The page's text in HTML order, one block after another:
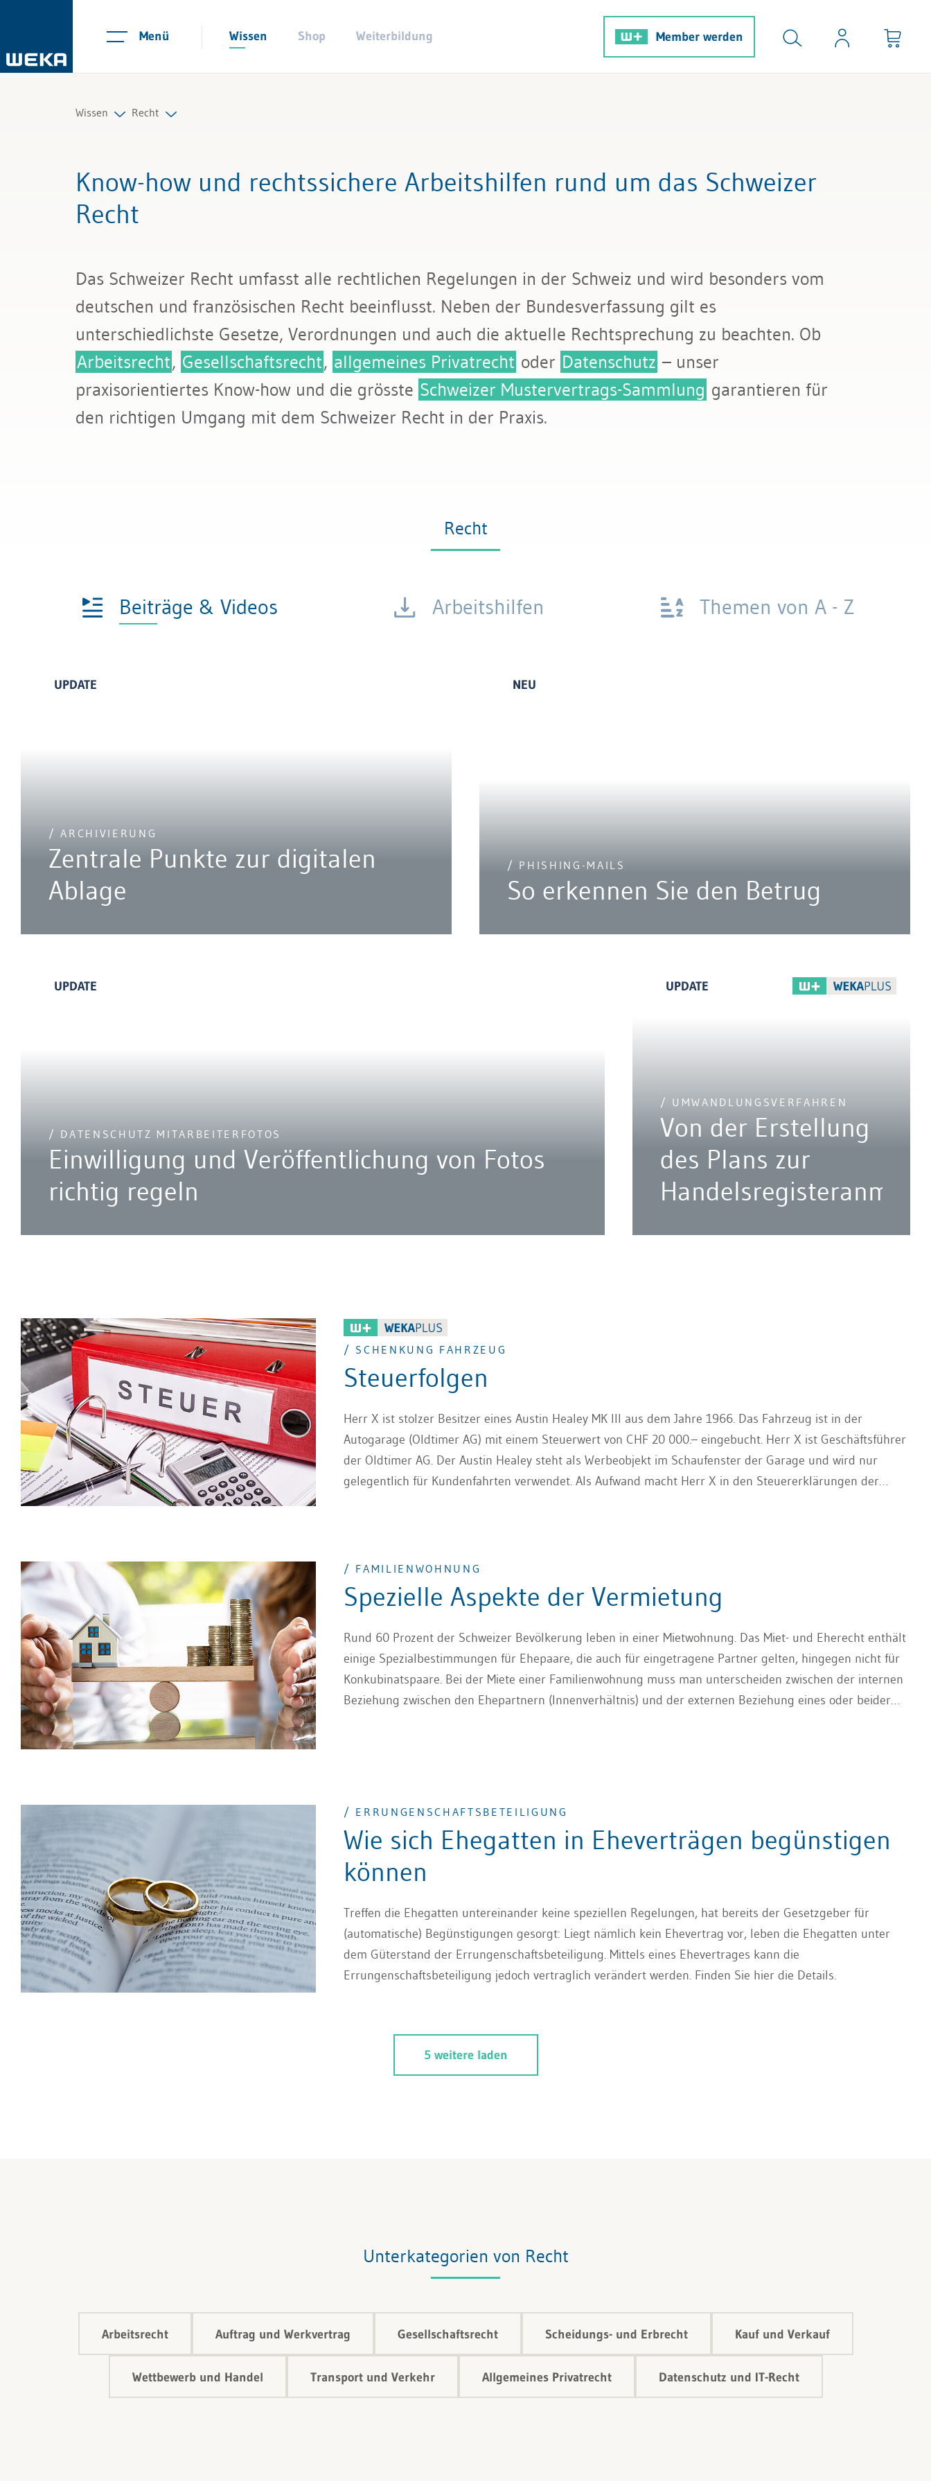
Menü Wissen Shop Weiterbildung Member werden
Wissen
Management
Führung & Kompetenzen
Bau & Immobilien
Recht
Auftrag und Werkvertrag
Gesellschaftsrecht
Wettbewerb und Handel
Transport und Verkehr
Allgemeines Privatrecht
Datenschutz und IT-Recht
Know-how und rechtssichere Arbeitshilfen rund um das Schweizer
Recht
Das Schweizer Recht umfasst alle rechtlichen Regelungen in der Schweiz und wird besonders vom
deutschen und französischen Recht beeinflusst. Neben der Bundesverfassung gilt es
unterschiedlichste Gesetze, Verordnungen und auch die aktuelle Rechtsprechung zu beachten. Ob
Arbeitsrecht, Gesellschaftsrecht, allgemeines Privatrecht oder Datenschutz – unser
praxisorientiertes Know-how und die grösste Schweizer Mustervertrags-Sammlung garantieren für
den richtigen Umgang mit dem Schweizer Recht in der Praxis.
Recht
Beiträge & Videos Arbeitshilfen Themen von A - Z
UPDATE
/ ARCHIVIERUNG
Zentrale Punkte zur digitalen
Ablage
NEU
/ PHISHING-MAILS
So erkennen Sie den Betrug
UPDATE
/ DATENSCHUTZ MITARBEITERFOTOS
Einwilligung und Veröffentlichung von Fotos
richtig regeln
UPDATE
/ UMWANDLUNGSVERFAHREN
Von der Erstellung
des Plans zur
/ SCHENKUNG FAHRZEUG
Steuerfolgen
Herr X ist stolzer Besitzer eines Austin Healey MK III aus dem Jahre 1966. Das Fahrzeug ist in der
Autogarage (Oldtimer AG) mit einem Steuerwert von CHF 20 000.– eingebucht. Herr X ist Geschäftsführer
der Oldtimer AG. Der Austin Healey steht als Werbeobjekt im Schaufenster der Garage und wird nur
gelegentlich für Kundenfahrten verwendet. Als Aufwand macht Herr X in den Steuererklärungen der
interessiert, da er ein leidenschaftlicher Oldtimer-Fan ist. Y hat bereits diverse Standschäden auf eigene
Rechnung übernommen und fährt das Fahrzeug in letzter Zeit immer häufiger. Im Sommer 2015
entscheidet sich X dazu, Y den Austin Healey zu schenken. Y lässt das Fahrzeug auf sich umschreiben.
/ FAMILIENWOHNUNG
Spezielle Aspekte der Vermietung
Rund 60 Prozent der Schweizer Bevölkerung leben in einer Mietwohnung. Das Miet- und Eherecht enthält
einige Spezialbestimmungen für Ehepaare, die auch für eingetragene Partner gelten, hingegen nicht für
Konkubinatspaare. Bei der Miete einer Familienwohnung muss man unterscheiden zwischen der internen
Beziehung zwischen den Ehepartnern (Innenverhältnis) und der externen Beziehung eines oder beider
/ ERRUNGENSCHAFTSBETEILIGUNG
Wie sich Ehegatten in Eheverträgen begünstigen
können
Treffen die Ehegatten untereinander keine speziellen Regelungen, hat bereits der Gesetzgeber für
(automatische) Begünstigungen gesorgt: Liegt nämlich kein Ehevertrag vor, leben die Ehegatten unter
dem Güterstand der Errungenschaftsbeteiligung. Mittels eines Ehevertrages kann die
Errungenschaftsbeteiligung jedoch vertraglich verändert werden. Finden Sie hier die Details.
5 weitere laden
Unterkategorien von Recht
Arbeitsrecht Auftrag und Werkvertrag Gesellschaftsrecht Scheidungs- und Erbrecht Kauf und Verkauf
Wettbewerb und Handel Transport und Verkehr Allgemeines Privatrecht Datenschutz und IT-Recht